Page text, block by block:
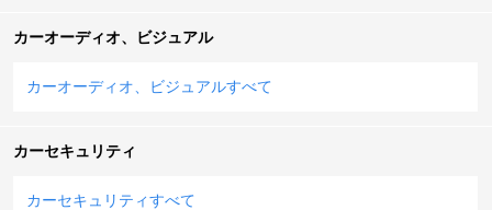
カーオーディオ、ビジュアル
カーオーディオ、ビジュアルすべて
カーセキュリティ
カーセキュリティすべて